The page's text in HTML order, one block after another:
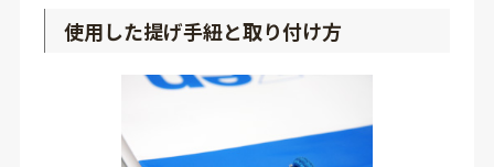
使用した提げ手紐と取り付け方